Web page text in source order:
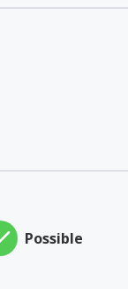
Possible